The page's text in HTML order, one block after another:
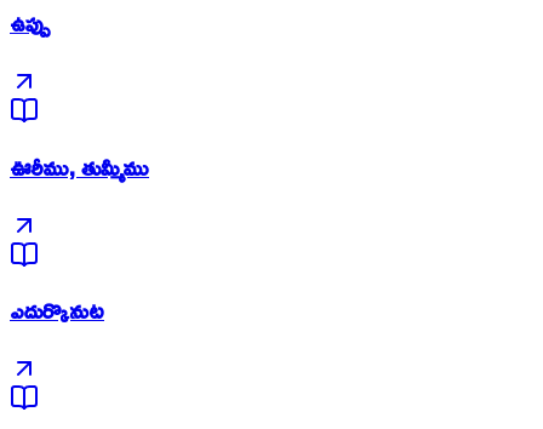
ఉప్పు
ఊరీము, తుమ్మీము
ఎదుర్కొనుట